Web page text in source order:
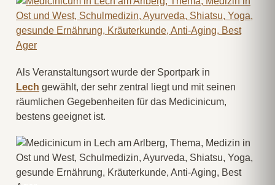
Als Veranstaltungsort wurde der Sportpark in
Lech gewählt, der sehr zentral liegt und mit seinen
räumlichen Gegebenheiten für das Medicinicum,
bestens geeignet ist.